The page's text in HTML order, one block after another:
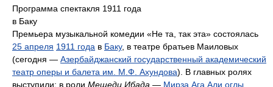
Программа спектакля 1911 года
в Баку
Премьера музыкальной комедии «Не та, так эта» состоялась
25 апреля 1911 года в Баку, в театре братьев Маиловых
(сегодня — Азербайджанский государственный академический
театр оперы и балета им. М.Ф. Ахундова). В главных ролях
выступили: в роли Мешеди Ибада — Мирза Ага Али оглы